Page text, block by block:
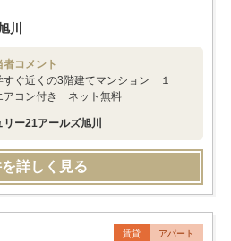
川
者コメント
すぐ近くの3階建てマンション １
コン付き ネット無料
リー21アールズ旭川
詳しく見る
賃貸 アパート